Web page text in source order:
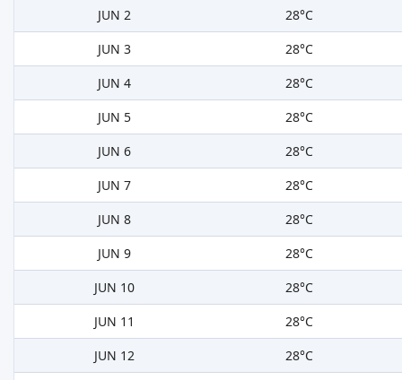
JUN 2
28°C
JUN 3
28°C
JUN 4
28°C
JUN 5
28°C
JUN 6
28°C
JUN 7
28°C
JUN 8
28°C
JUN 9
28°C
JUN 10
28°C
JUN 11
28°C
JUN 12
28°C